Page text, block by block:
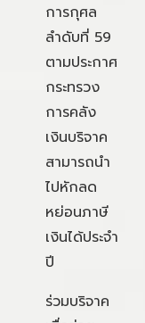
การกุศล
ลำดับที่ 59
ตามประกาศ
กระทรวง
การคลัง
เงินบริจาค
สามารถนำ
ไปหักลด
หย่อนภาษี
เงินได้ประจำ
ปี
ร่วมบริจาค